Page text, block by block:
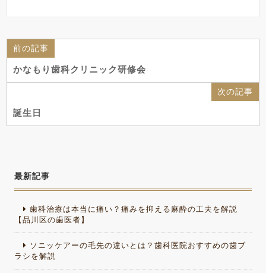
前の記事
かなもり歯科クリニック研修会
次の記事
誕生日
最新記事
歯科治療は本当に痛い？痛みを抑える麻酔の工夫を解説
【品川区の歯医者】
ソニッケアーの毛先の違いとは？歯科医院おすすめの歯ブ
ラシを解説